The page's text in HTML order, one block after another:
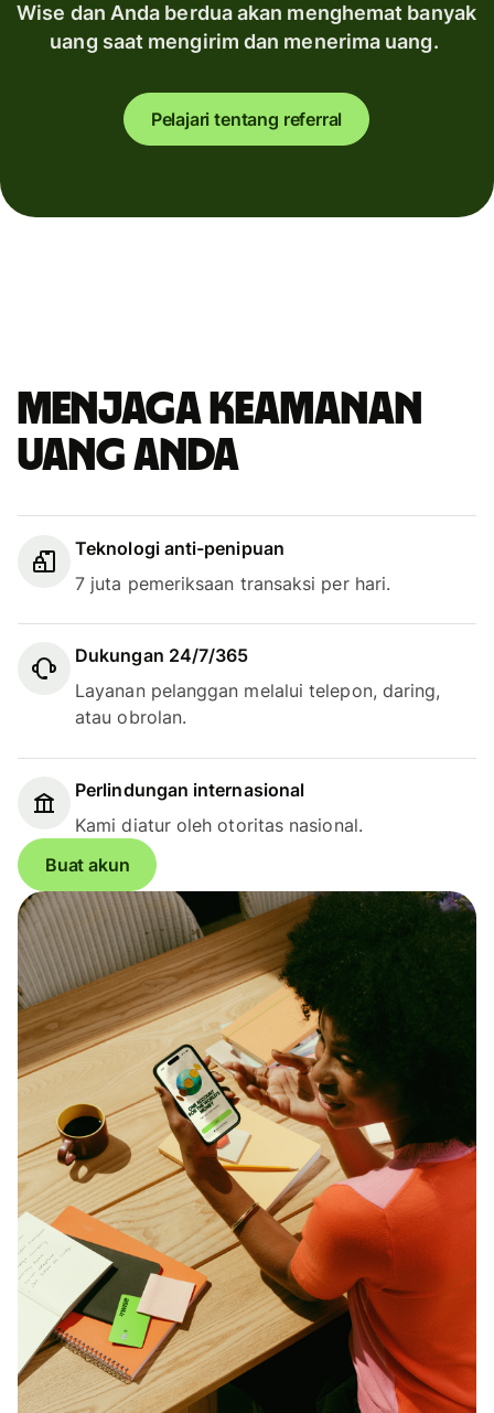
Wise dan Anda berdua akan menghemat banyak
uang saat mengirim dan menerima uang.
Pelajari tentang referral
Menjaga keamanan
uang Anda
Teknologi anti-penipuan
7 juta pemeriksaan transaksi per hari.
Dukungan 24/7/365
Layanan pelanggan melalui telepon, daring,
atau obrolan.
Perlindungan internasional
Kami diatur oleh otoritas nasional.
Buat akun